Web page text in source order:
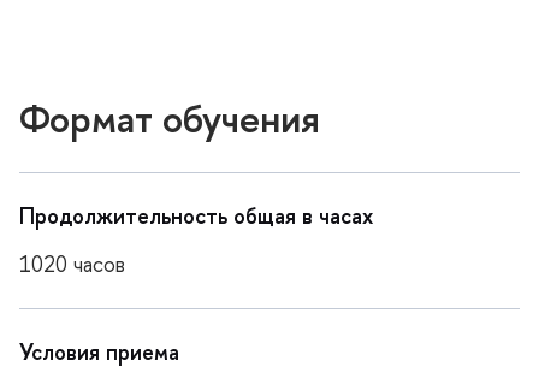
Формат обучения
Продолжительность общая в часах
1020 часо
Условия приема